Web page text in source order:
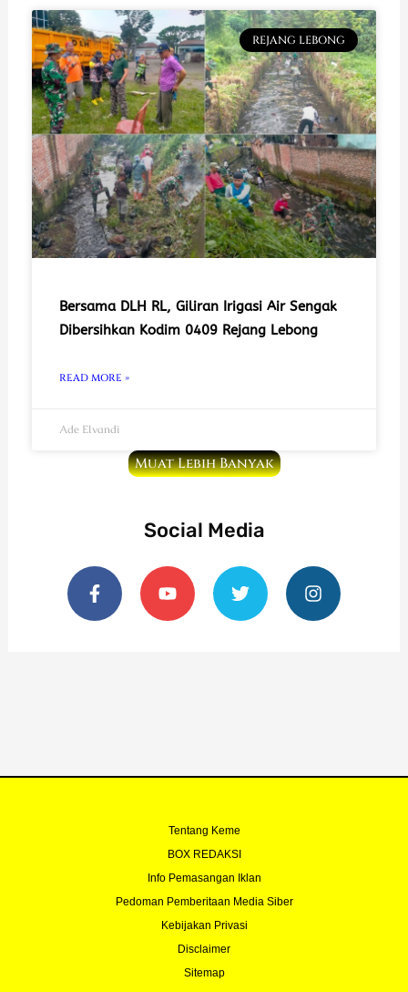
REJANG LEBONG
Bersama DLH RL, Giliran Irigasi Air Sengak
Dibersihkan Kodim 0409 Rejang Lebong
READ MORE »
Ade Elvandi
Muat Lebih Banyak
Social Media
F
a
c
e
Y
o
u
t
T
w
i
t
I
n
s
t
Tentang Keme
BOX REDAKSI
Info Pemasangan Iklan
Pedoman Pemberitaan Media Siber
Kebijakan Privasi
Disclaimer
Sitemap